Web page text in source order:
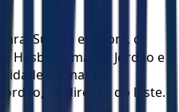
Sucote e Zafom, o
Hesbom, mais o Jordão e
do mar de
na direção do leste.